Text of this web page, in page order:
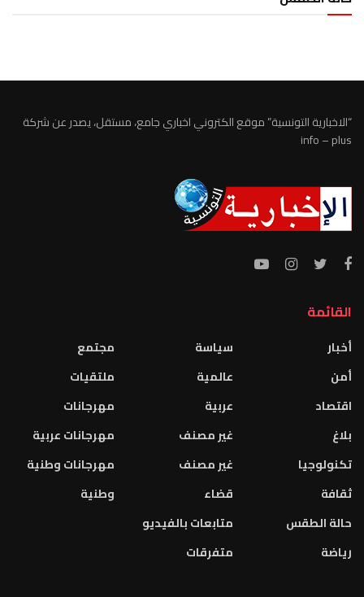
“الاخبارية التونسية” موقع الكتروني اخباري جامع، مستقل، يصدر عن شركة
info – plus
القائمة
أخبار
أمن
اقتصاد
بلاغ
تكنولوجيا
ثقافة
حالة الطقس
رياضة
سياسة
عالمية
عربية
غير مصنف
غير مصنف
قضاء
متابعات بالفيديو
متفرقات
مجتمع
ملتقيات
مهرجانات
مهرجانات عربية
مهرجانات وطنية
وطنية